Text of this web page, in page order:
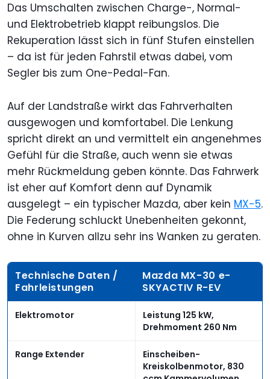
Das Umschalten zwischen Charge-, Normal-
und Elektrobetrieb klappt reibungslos. Die
Rekuperation lässt sich in fünf Stufen einstellen
– da ist für jeden Fahrstil etwas dabei, vom
Segler bis zum One-Pedal-Fan.
Auf der Landstraße wirkt das Fahrverhalten
ausgewogen und komfortabel. Die Lenkung
spricht direkt an und vermittelt ein angenehmes
Gefühl für die Straße, auch wenn sie etwas
mehr Rückmeldung geben könnte. Das Fahrwerk
ist eher auf Komfort denn auf Dynamik
ausgelegt – ein typischer Mazda, aber kein MX-5.
Die Federung schluckt Unebenheiten gekonnt,
ohne in Kurven allzu sehr ins Wanken zu geraten.
Technische Daten /
Fahrleistungen
Mazda MX-30 e-
SKYACTIV R-EV
Elektromotor
Leistung 125 kW,
Drehmoment 260 Nm
Range Extender
Einscheiben-
Kreiskolbenmotor, 830